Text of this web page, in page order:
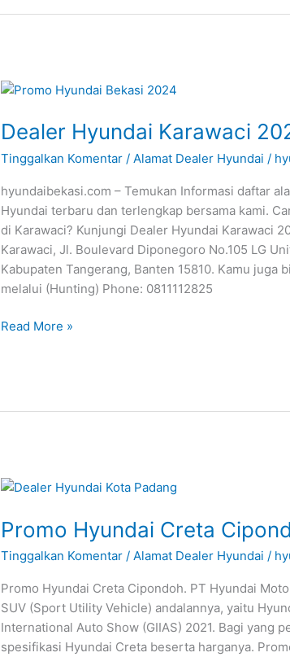
Dealer Hyundai Karawaci
Tinggalkan Komentar / Alamat Dealer Hyundai /
hyundaibekasi.com – Temukan Informasi daftar
Hyundai terbaru dan terlengkap bersama kami.
di Karawaci? Kunjungi Dealer Hyundai Karawaci
Karawaci, Jl. Boulevard Diponegoro No.105 LG
Kabupaten Tangerang, Banten 15810. Kamu juga
melalui (Hunting) Phone: 0811112825
Dealer
Karawaci
Read More »
Promo Hyundai Creta
Tinggalkan Komentar /Alamat Dealer Hyundai /
Promo Hyundai Creta Cipondoh. PT Hyundai
SUV (Sport Utility Vehicle) andalannya, yaitu
International Auto Show (GIIAS) 2021. Bagi yang
spesifikasi Hyundai Creta beserta harganya.
Promo
Creta